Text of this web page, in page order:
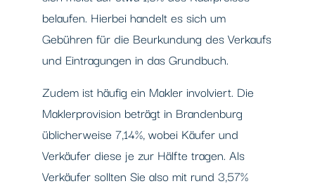
belaufen. Hierbei handelt es sich um
Gebühren für die Beurkundung des Verkaufs
und Eintragungen in das Grundbuch.
Zudem ist häufig ein Makler involviert. Die
Maklerprovision beträgt in Brandenburg
üblicherweise 7,14%, wobei Käufer und
Verkäufer diese je zur Hälfte tragen. Als
Verkäufer sollten Sie also mit rund 3,57%